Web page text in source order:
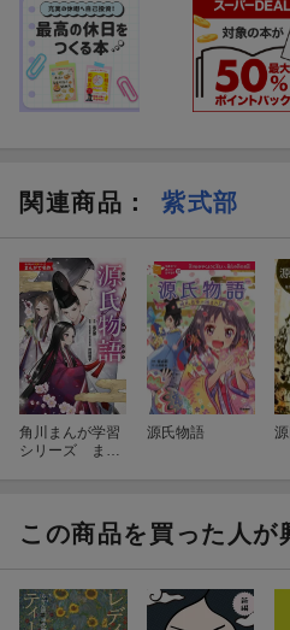
関連商品 ： 紫式部
角川まんが学習
シリーズ まん
源氏物語
この商品を買った人が